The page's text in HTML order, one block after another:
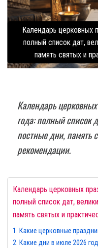
Календарь церковных
полный список дат,
память святых и
Календарь
года: полный список
постные дни, память
рекомендации.
Календарь церковных
полный список дат,
память святых и
Какие церковные
Какие дни в июле 2026